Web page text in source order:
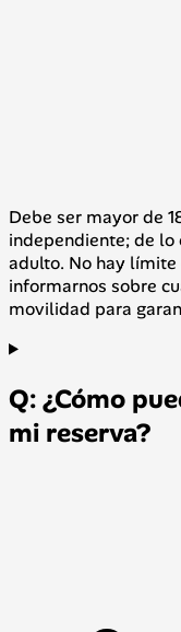
Debe ser mayor de
independiente; de
adulto. No hay
informarnos sobre
movilidad para
Q: ¿Cómo
mi reserva?